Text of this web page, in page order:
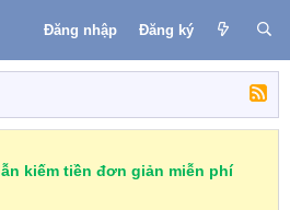
Đăng nhập Đăng ký
kiếm tiền đơn giản miễn phí